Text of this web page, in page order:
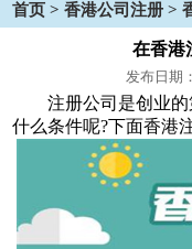
首页 >香港公司注册 >
在香港
发布日期
注册公司是创业的
什么条件呢?下面香港